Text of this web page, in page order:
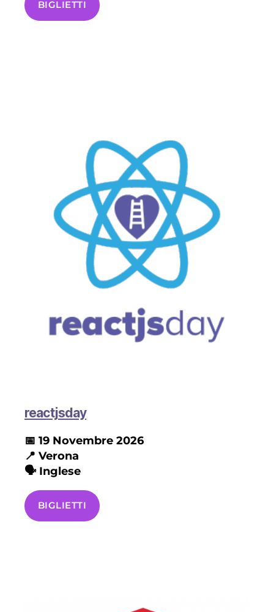
BIGLIETTI
reactjsday
📅 19 Novembre 2026
📍 Verona
🗣️ Inglese
BIGLIETTI